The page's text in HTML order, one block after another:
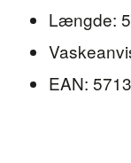
Længde:
EAN: